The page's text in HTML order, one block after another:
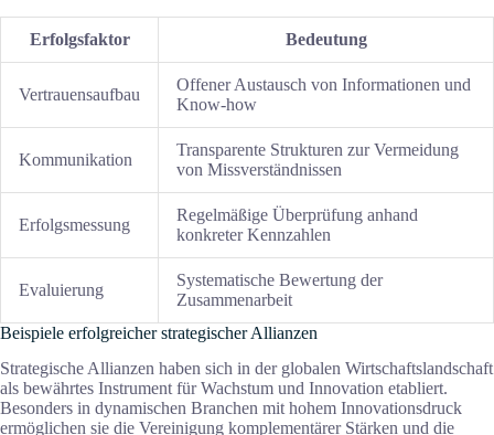
Erfolgsfaktor Bedeutung
Vertrauensaufbau
Offener Austausch von Informationen und
Know-how
Kommunikation
Transparente Strukturen zur Vermeidung
von Missverständnissen
Erfolgsmessung
Regelmäßige Überprüfung anhand
konkreter Kennzahlen
Evaluierung
Systematische Bewertung der
Zusammenarbeit
Beispiele erfolgreicher strategischer Allianzen
Strategische Allianzen haben sich in der globalen Wirtschaftslandschaft
als bewährtes Instrument für Wachstum und Innovation etabliert.
Besonders in dynamischen Branchen mit hohem Innovationsdruck
ermöglichen sie die Vereinigung komplementärer Stärken und die